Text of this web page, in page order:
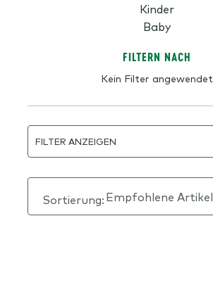
FILTERN NACH
Kein Filter angewendet
FILTER ANZEIGEN
Sortierung:
Kinder
Baby